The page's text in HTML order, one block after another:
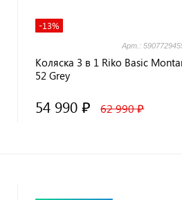
-13%
Арт.:
Коляска 3 в 1 Riko Basic
52 Grey
54 990 ₽ 62 990 ₽